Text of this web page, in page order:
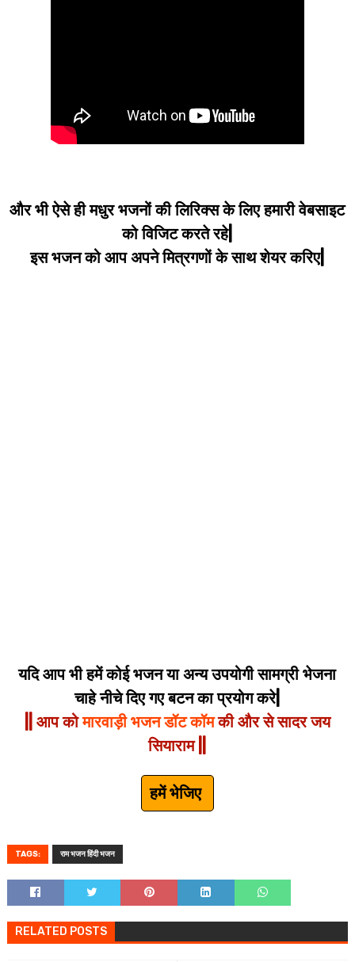
और भी ऐसे ही मधुर भजनों की लिरिक्स के लिए हमारी वेबसाइट
को विजिट करते रहे|
इस भजन को आप अपने मित्रगणों के साथ शेयर करिए|
यदि आप भी हमें कोई भजन या अन्य उपयोगी सामग्री भेजना
चाहे नीचे दिए गए बटन का प्रयोग करे|
|| आप कोमारवाड़ी भजन डॉट कॉमकी और से सादर जय
सियाराम ||
हमें भेजिए
TAGS: राम भजन हिंदी भजन
RELATED POSTS